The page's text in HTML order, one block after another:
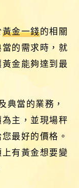
黃金一錢的相關
的需求時，就
金能夠達到最
典當的業務，
主，並現場秤
最好的價格。
有黃金想要變